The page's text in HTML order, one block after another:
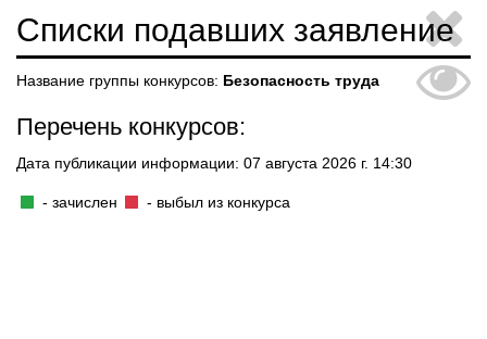
Списки подавших заявление
Название группы конкурсов: Безопасность труда
Перечень конкурсов:
Дата публикации информации: 07 августа 2026 г. 14:30
- зачислен - выбыл из конкурса